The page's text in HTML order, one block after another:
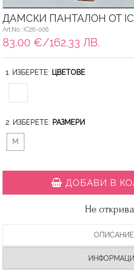
ДАМСКИ ПАНТАЛОН ОТ
Art.No.: IC26-006
83.00 €/162.33 ЛВ.
1. ИЗБЕРЕТЕ: ЦВЕТОВЕ
2. ИЗБЕРЕТЕ: РАЗМЕРИ
M
ДОБАВИ В
Не
ОПИСАНИЕ